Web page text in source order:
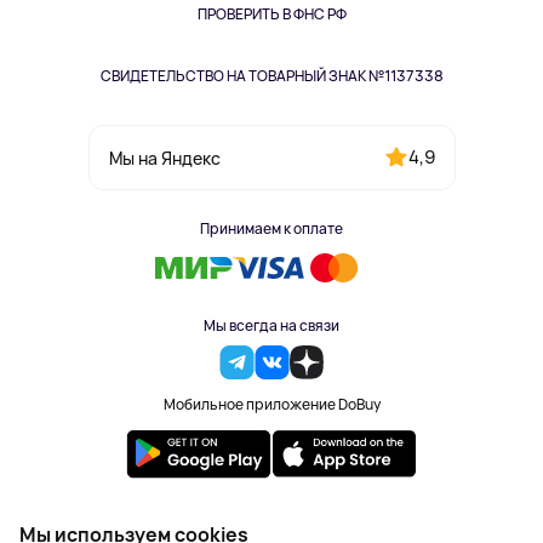
ПРОВЕРИТЬ В ФНС РФ
СВИДЕТЕЛЬСТВО НА ТОВАРНЫЙ ЗНАК №1137338
Мы на Яндекс 4,9
Принимаем к оплате
Мы всегда на связи
Мобильное приложение DoBuy
Одежда и аксессуары
2023-2026 © DoBuy. Все права защищены
Мы используем cookies